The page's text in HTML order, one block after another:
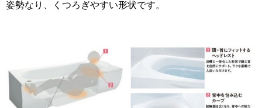
姿勢なり、くつろぎやすい形状です。